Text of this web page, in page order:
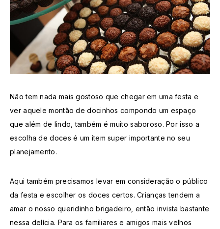
Não tem nada mais gostoso que chegar em uma festa e
ver aquele montão de docinhos compondo um espaço
que além de lindo, também é muito saboroso. Por isso a
escolha de doces é um item super importante no seu
planejamento.
Aqui também precisamos levar em consideração o público
da festa e escolher os doces certos. Crianças tendem a
amar o nosso queridinho brigadeiro, então invista bastante
nessa delícia. Para os familiares e amigos mais velhos